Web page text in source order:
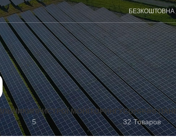
ПРИСТРОЇ МОНІТОРИНГУ
5
СОНЯЧНІ
32 Товаров